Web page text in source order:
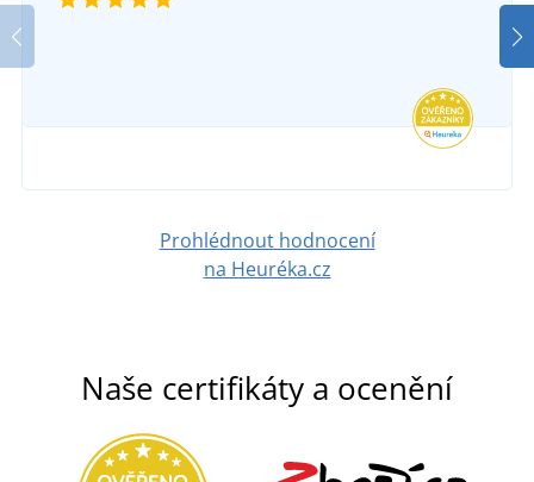
Pracovní kalhoty CXS PHOENIX CEFEUS
Prohlédnout hodnocení
na Heuréka.cz
Naše certifikáty a ocenění